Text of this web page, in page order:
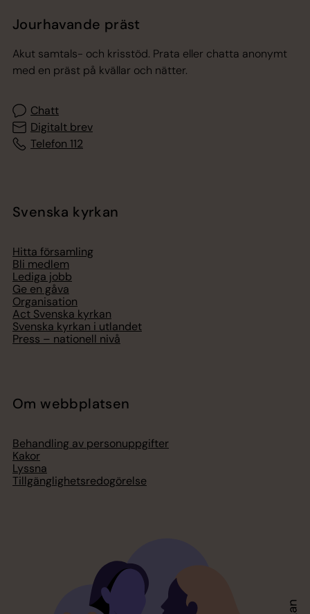
Jourhavande präst
Akut samtals- och krisstöd. Prata eller chatta anonymt
med en präst på kvällar och nätter.
Chatt
Digitalt brev
Telefon 112
Svenska kyrkan
Hitta församling
Bli medlem
Lediga jobb
Ge en gåva
Organisation
Act Svenska kyrkan
Svenska kyrkan i utlandet
Press – nationell nivå
Om webbplatsen
Behandling av personuppgifter
Kakor
Lyssna
Tillgänglighetsredogörelse